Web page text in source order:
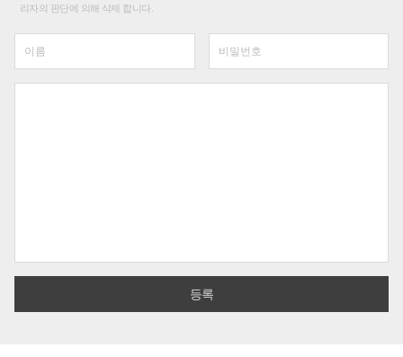
리자의 판단에 의해 삭제 합니다.